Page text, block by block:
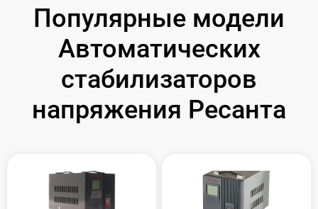
Популярные модели
Автоматических
стабилизаторов
напряжения Ресанта